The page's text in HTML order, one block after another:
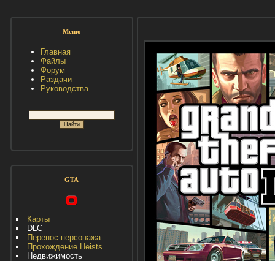
Меню
Главная
Файлы
Форум
Раздачи
Руководства
GTA
Карты
DLC
Перенос персонажа
Прохождение Heists
Недвижимость